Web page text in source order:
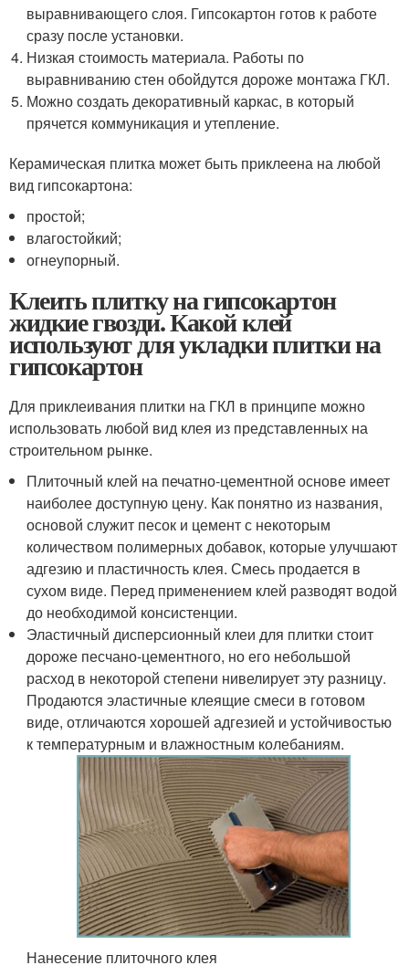
выравнивающего слоя. Гипсокартон готов к работе
сразу после установки.
Низкая стоимость материала. Работы по
выравниванию стен обойдутся дороже монтажа ГКЛ.
Можно создать декоративный каркас, в который
прячется коммуникация и утепление.
Керамическая плитка может быть приклеена на любой
вид гипсокартона:
простой;
влагостойкий;
огнеупорный.
Клеить плитку на гипсокартон
жидкие гвозди. Какой клей
используют для укладки плитки на
гипсокартон
Для приклеивания плитки на ГКЛ в принципе можно
использовать любой вид клея из представленных на
строительном рынке.
Плиточный клей на печатно-цементной основе имеет
наиболее доступную цену. Как понятно из названия,
основой служит песок и цемент с некоторым
количеством полимерных добавок, которые улучшают
адгезию и пластичность клея. Смесь продается в
сухом виде. Перед применением клей разводят водой
до необходимой консистенции.
Эластичный дисперсионный клеи для плитки стоит
дороже песчано-цементного, но его небольшой
расход в некоторой степени нивелирует эту разницу.
Продаются эластичные клеящие смеси в готовом
виде, отличаются хорошей адгезией и устойчивостью
к температурным и влажностным колебаниям.
Нанесение плиточного клея